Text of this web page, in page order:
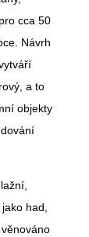
cca 50
Návrh
a to
objekty
had,